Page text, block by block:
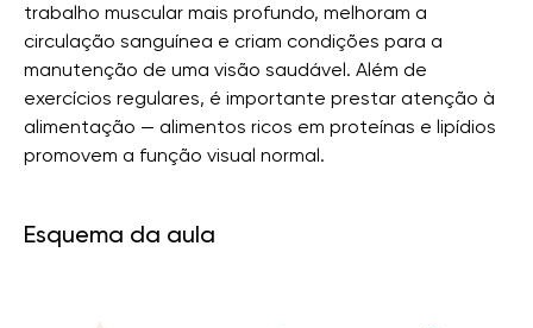
trabalho muscular mais profundo, melhoram a
circulação sanguínea e criam condições para a
manutenção de uma visão saudável. Além de
exercícios regulares, é importante prestar atenção à
alimentação — alimentos ricos em proteínas e lipídios
promovem a função visual normal.
Esquema da aula